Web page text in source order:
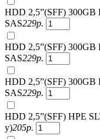
HDD 2,5”(SFF) 300GB
SAS229р.
HDD 2,5”(SFF) 300GB
SAS229р.
HDD 2,5”(SFF) 300GB
SAS229р.
HDD 2,5”(SFF) HPE
у)205р.